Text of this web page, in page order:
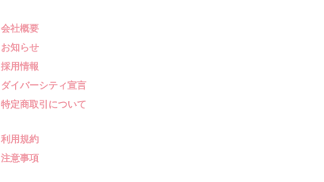
会社概要
お知らせ
採用情報
ダイバーシティ宣言
特定商取引について
利用規約
注意事項